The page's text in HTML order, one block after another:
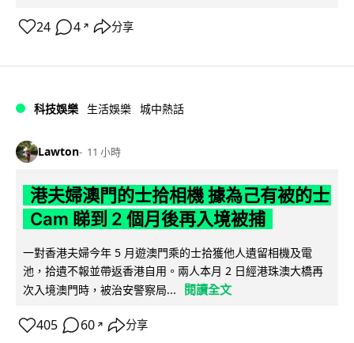
24 4 ↗ 分享
科技娛樂 生活娛樂 城中熱話
Lawton 11 小時
港夫婦澳門的士拾相機 據為己有被的士
Cam 睇到 2 個月後再入境被捕
一對香港夫婦今年 5 月遊澳門乘的士拾獲他人遺留相機及電
池，拾遺不報並帶返香港自用。兩人本月 2 日經港珠澳大橋再
次入境澳門時，被治安警察局...
閱讀全文
405 60 ↗ 分享